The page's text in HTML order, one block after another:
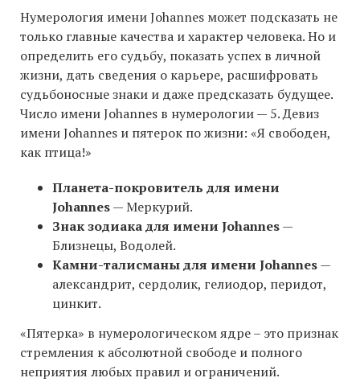
Нумерология имени Johannes может подсказать не
только главные качества и характер человека. Но и
определить его судьбу, показать успех в личной
жизни, дать сведения о карьере, расшифровать
судьбоносные знаки и даже предсказать будущее.
Число имени Johannes в нумерологии — 5. Девиз
имени Johannes и пятерок по жизни: «Я свободен,
как птица!»
Планета-покровитель для имени
Johannes— Меркурий.
Знак зодиака для имени Johannes—
Близнецы, Водолей.
Камни-талисманы для имени Johannes—
александрит, сердолик, гелиодор, перидот,
цинкит.
«Пятерка» в нумерологическом ядре – это признак
стремления к абсолютной свободе и полного
неприятия любых правил и ограничений.